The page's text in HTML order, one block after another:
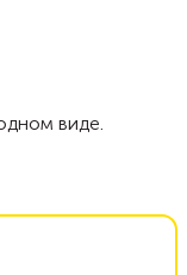
виде.